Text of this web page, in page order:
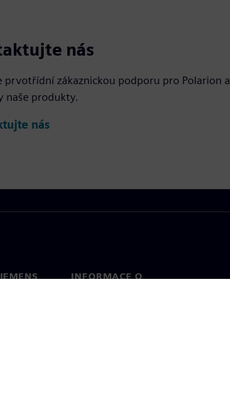
nás
prvotřídní zákaznickou podporu pro Polarion a
naše produkty.
nás
INFORMACE O